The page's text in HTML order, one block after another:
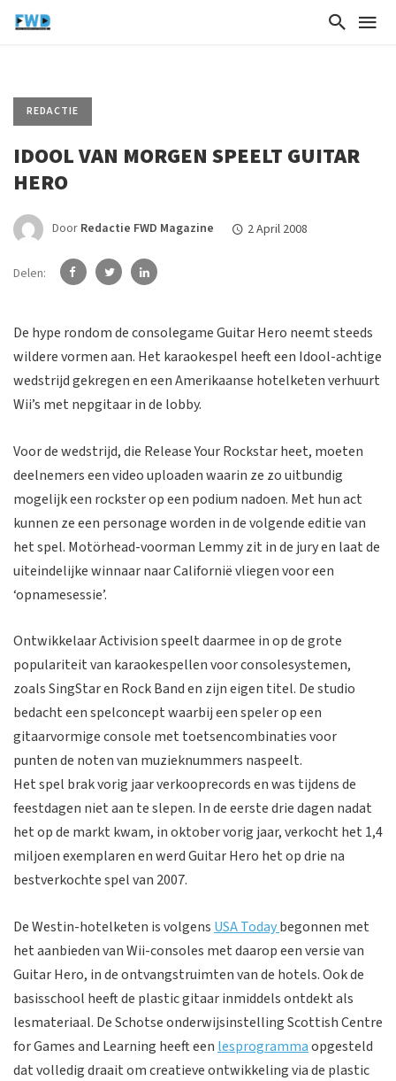
REDACTIE
IDOOL VAN MORGEN SPEELT GUITAR
HERO
Door Redactie FWD Magazine 2 April 2008
Delen:
De hype rondom de consolegame Guitar Hero neemt steeds
wildere vormen aan. Het karaokespel heeft een Idool-achtige
wedstrijd gekregen en een Amerikaanse hotelketen verhuurt
Wii’s met nepgitaar in de lobby.
Voor de wedstrijd, die Release Your Rockstar heet, moeten
deelnemers een video uploaden waarin ze zo uitbundig
mogelijk een rockster op een podium nadoen. Met hun act
kunnen ze een personage worden in de volgende editie van
het spel. Motörhead-voorman Lemmy zit in de jury en laat de
uiteindelijke winnaar naar Californië vliegen voor een
‘opnamesessie’.
Ontwikkelaar Activision speelt daarmee in op de grote
populariteit van karaokespellen voor consolesystemen,
zoals SingStar en Rock Band en zijn eigen titel. De studio
bedacht een spelconcept waarbij een speler op een
gitaarvormige console met toetsencombinaties voor
punten de noten van muzieknummers naspeelt.
Het spel brak vorig jaar verkooprecords en was tijdens de
feestdagen niet aan te slepen. In de eerste drie dagen nadat
het op de markt kwam, in oktober vorig jaar, verkocht het 1,4
miljoen exemplaren en werd Guitar Hero het op drie na
bestverkochte spel van 2007.
De Westin-hotelketen is volgens USA Todaybegonnen met
het aanbieden van Wii-consoles met daarop een versie van
Guitar Hero, in de ontvangstruimten van de hotels. Ook de
basisschool heeft de plastic gitaar inmiddels ontdekt als
lesmateriaal. De Schotse onderwijsinstelling Scottish Centre
for Games and Learning heeft een lesprogrammaopgesteld
dat volledig draait om creatieve ontwikkeling via de plastic